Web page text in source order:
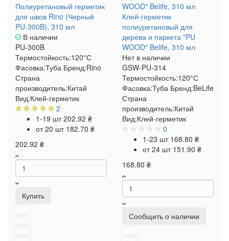
Полиуретановый герметик
для швов Rino (Черный
PU-300B), 310 мл
В наличии
PU-300B
Термостойкость:120°С
Фасовка:Туба Бренд:Rino
Страна
производитель:Китай
Вид:Клей-герметик
2
1-19 шт202.92 ₴
от 20 шт 182.70 ₴
202.92 ₴
Купить
Клей-герметик
полиуретановый для
дерева и паркета "PU
WOOD" Belife, 310 мл
Нет в наличии
GSW-PU-314
Термостойкость:120°С
Фасовка:Туба Бренд:BeLife
Страна
производитель:Китай
Вид:Клей-герметик
0
1-23 шт 168.80 ₴
от 24 шт 151.90 ₴
168.80 ₴
Сообщить о наличии